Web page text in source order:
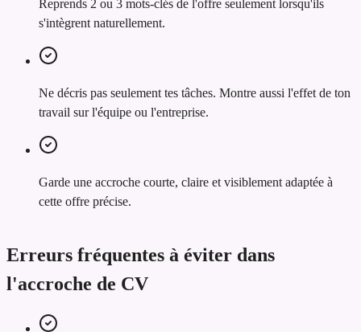
Reprends 2 ou 3 mots-clés de l'offre seulement lorsqu'ils
s'intègrent naturellement.
Ne décris pas seulement tes tâches. Montre aussi l'effet de ton
travail sur l'équipe ou l'entreprise.
Garde une accroche courte, claire et visiblement adaptée à
cette offre précise.
Erreurs fréquentes à éviter dans
l'accroche de CV